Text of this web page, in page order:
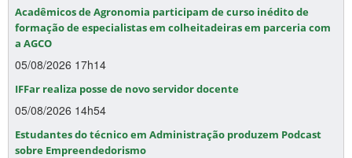
Acadêmicos de Agronomia participam de curso inédito de
formação de especialistas em colheitadeiras em parceria com
a AGCO
05/08/2026 17h14
IFFar realiza posse de novo servidor docente
05/08/2026 14h54
Estudantes do técnico em Administração produzem Podcast
sobre Empreendedorismo